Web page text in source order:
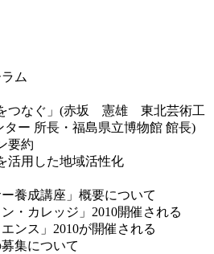
ム
つなぐ」(赤坂 憲雄 東北芸術工
ー 所長・福島県立博物館 館長)
要約
活用した地域活性化
養成講座」概要について
・カレッジ」2010開催される
ンス」2010が開催される
集について